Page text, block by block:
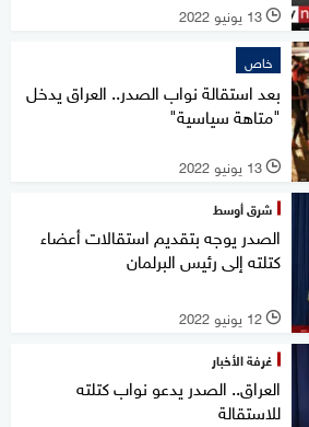
l 13 يونيو 2022
خاص
بعد استقالة نواب الصدر.. العراق يدخل
"متاهة سياسية"
l 13 يونيو 2022
شرق أوسط
الصدر يوجه بتقديم استقالات أعضاء
كتلته إلى رئيس البرلمان
l 12 يونيو 2022
غرفة الأخبار
العراق.. الصدر يدعو نواب كتلته
للاستقالة